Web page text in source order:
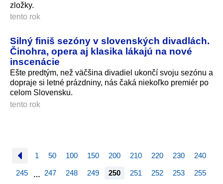
zložky.
tento rok
Silný finiš sezóny v slovenských divadlách.
Činohra, opera aj klasika lákajú na nové
inscenácie
Ešte predtým, než väčšina divadiel ukončí svoju sezónu a
dopraje si letné prázdniny, nás čaká niekoľko premiér po
celom Slovensku.
tento rok
1 50 100 150 200 210 220 230 240
245 … 247 248 249 250 251 252 253
255